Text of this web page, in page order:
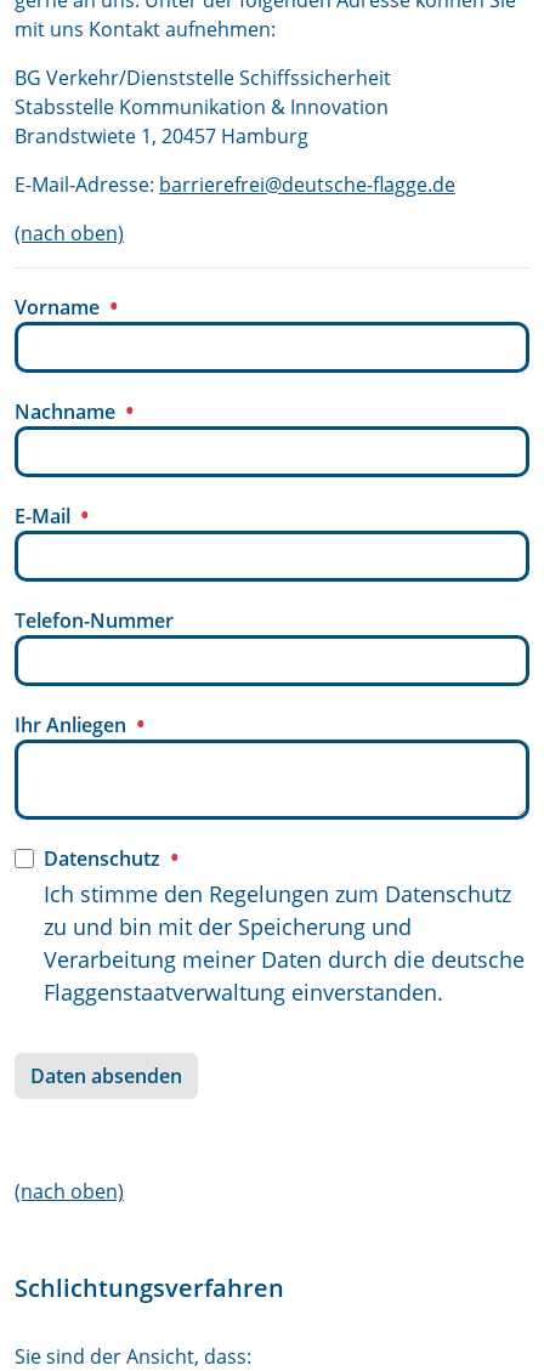
mit uns Kontakt aufnehmen:
BG Verkehr/Dienststelle Schiffssicherheit
Stabsstelle Kommunikation & Innovation
Brandstwiete 1, 20457 Hamburg
E-Mail-Adresse: barrierefrei@deutsche-flagge.de
(nach oben)
Vorname
Nachname
E-Mail
Telefon-Nummer
Ihr Anliegen
Datenschutz
Ich stimme den Regelungen zum Datenschutz
zu und bin mit der Speicherung und
Verarbeitung meiner Daten durch die deutsche
Flaggenstaatverwaltung einverstanden.
Daten absenden
(nach oben)
Schlichtungsverfahren
Sie sind der Ansicht, dass: